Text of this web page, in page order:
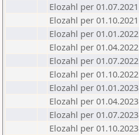
Elozahl per 01.07.2021
Elozahl per 01.10.2021
Elozahl per 01.01.2022
Elozahl per 01.04.2022
Elozahl per 01.07.2022
Elozahl per 01.10.2022
Elozahl per 01.01.2023
Elozahl per 01.04.2023
Elozahl per 01.07.2023
Elozahl per 01.10.2023